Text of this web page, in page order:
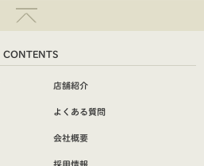
CONTENTS
店舗紹介
よくある質問
会社概要
採用情報